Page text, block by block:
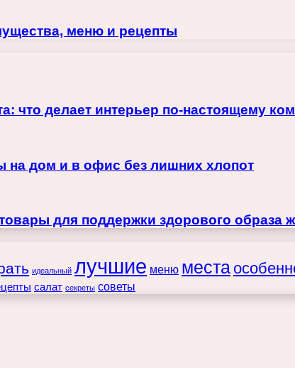
меню и рецепты
что делает интерьер по-настоящему
на дом и в офис без лишних хлопот
для поддержки здорового образа
идеальный лучшие меню места
салат секреты советы